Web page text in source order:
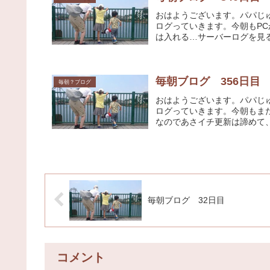
おはようございます。パパじ
ログっていきます。今朝も
は入れる…サーバーログを見
毎朝？ブログ 毎朝ブログ 356日目
おはようございます。パパじ
ログっていきます。今朝も
なのであさイチ更新は諦めて
毎朝ブログ 32日目
コメント